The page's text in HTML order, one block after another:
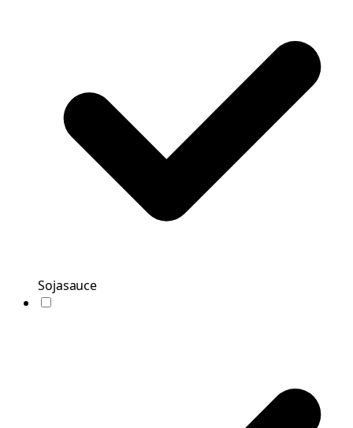
Sojasauce